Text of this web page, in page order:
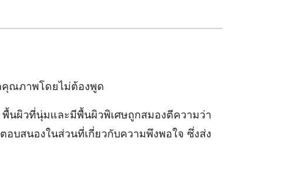
คุณภาพโดยไม่ต้องพูด
นผิวที่นุ่มและมีพื้นผิวพิเศษถูกสมองตีความว่า
บสนองในส่วนที่เกี่ยวกับความพึงพอใจ ซึ่งส่ง